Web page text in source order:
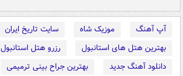
آپ آهنگ موزیک شاه
سایت تاریخ ایران
بهترین هتل های استانبول
رزرو هتل استانبول
دانلود آهنگ جدید
بهترین جراح بینی ترمیمی